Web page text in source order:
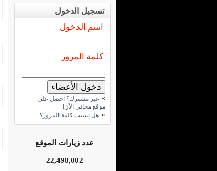
تسجيل الدخول
اسم الدخول
كلمة المرور
» غير مشترك؟ احصل على
موقع مجاني الآن!
» هل نسيت كلمة المرور؟
عدد زيارات الموقع
22,498,002